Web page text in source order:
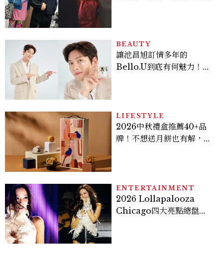
看點懶人包
BEAUTY
讓池昌旭訂情多年的
Bello.U到底有何魅力！揭
倦感，超神！
LIFESTYLE
2026中秋禮盒推薦40+品
牌！不想送月餅也有解，送
ENTERTAINMENT
2026 Lollapalooza
Chicago四大亮點總盤